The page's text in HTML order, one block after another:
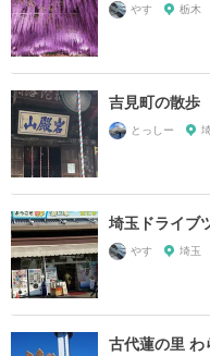
やす 栃木
吉見町の散歩
とっしー
埼玉ドライブ
やす 埼玉
古代蓮の里 わ